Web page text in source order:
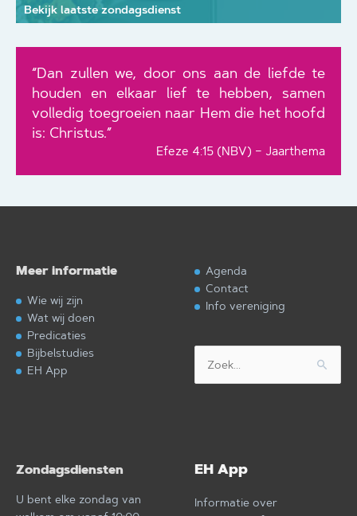
Bekijk laatste zondagsdienst
“Dan zullen we, door ons aan de liefde te
houden en elkaar lief te hebben, samen
volledig toegroeien naar Hem die het hoofd
is: Christus.”
Efeze 4:15 (NBV) – Jaarthema
Meer informatie
Wie wij zijn
Wat wij doen
Predicaties
Bijbelstudies
EH App
Agenda
Contact
Info vereniging
naar:
Zondagsdiensten
U bent elke zondag van
EH App
Informatie over